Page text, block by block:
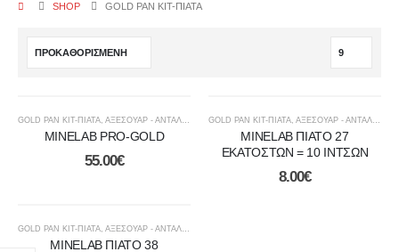
SHOP GOLD PAN KIT-ΠΙΑΤΑ
GOLD PAN KIT-ΠΙΑΤΑ, ΑΞΕΣΟΥΑΡ - ΑΝΤΑΛΛΑΚΤΙΚΑ
MINELAB PRO-GOLD
55.00€
GOLD PAN KIT-ΠΙΑΤΑ, ΑΞΕΣΟΥΑΡ - ΑΝΤΑΛΛΑΚΤΙΚΑ
MINELAB ΠΙΑΤΟ 27
ΕΚΑΤΟΣΤΩΝ = 10 ΙΝΤΣΩΝ
8.00€
GOLD PAN KIT-ΠΙΑΤΑ, ΑΞΕΣΟΥΑΡ - ΑΝΤΑΛΛΑΚΤΙΚΑ
MINELAB ΠΙΑΤΟ 38